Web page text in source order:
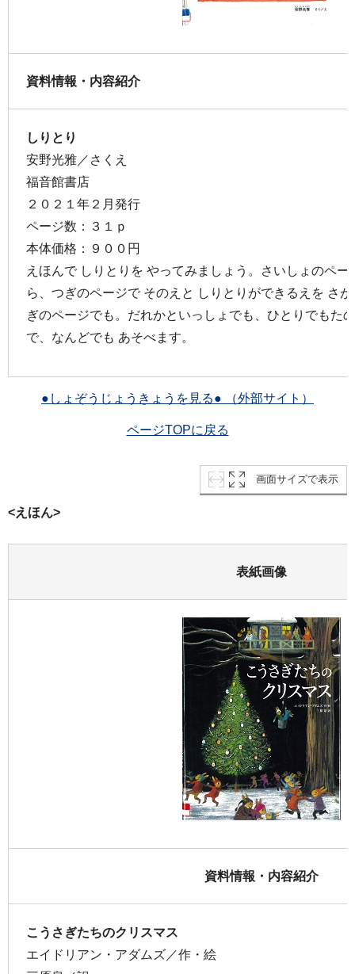
資料情報・内容紹介
しりとり
安野光雅／さくえ
福音館書店
２０２１年２月発行
ページ数：３１ｐ
本体価格：９００円
えほんで しりとりを やってみましょう。さいしょのペ
ら、つぎのページで そのえと しりとりができるえを さ
ぎのページでも。だれかといっしょでも、ひとりでもた
で、なんどでも あそべます。
●しょぞうじょうきょうを見る● （外部サイト）
ページTOPに戻る
画面サイズで表示
<えほん>
表紙画像
資料情報・内容紹介
こうさぎたちのクリスマス
エイドリアン・アダムズ／作・絵